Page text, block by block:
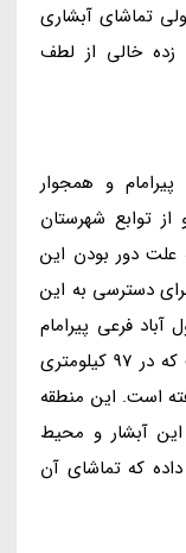
تماشای آبشاری
خالی از لطف
پیرامام و همجوار
توابع شهرستان
علت دور بودن این
دسترسی به این
فرعی پیرامام
استفاده کرد. شول آباد نام منطقه ای است که در 97 کیلومتری
است. این منطقه
آبشار و محیط
که تماشای آن